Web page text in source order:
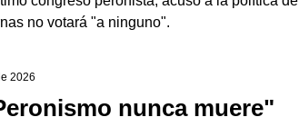
no votará "a ninguno".
2026
nunca muere"